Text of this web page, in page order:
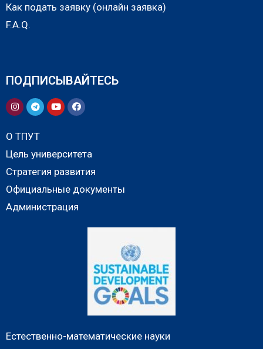
Как подать заявку (онлайн заявка)
F.A.Q.
ПОДПИСЫВАЙТЕСЬ
О ТПУТ
Цель университета
Стратегия развития
Официальные документы
Администрация
Естественно-математические науки